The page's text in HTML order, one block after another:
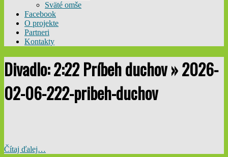
Sväté omše
Facebook
O projekte
Partneri
Kontakty
Divadlo: 2:22 Príbeh duchov »2026-
02-06-222-pribeh-duchov
Čítaj ďalej…